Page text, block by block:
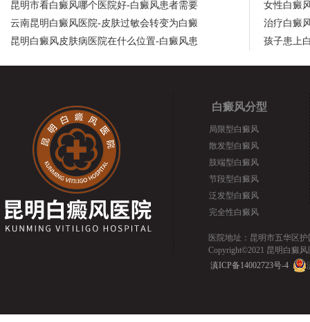
昆明市看白癜风哪个医院好-白癜风患者需要
云南昆明白癜风医院-皮肤过敏会转变为白癜
昆明白癜风皮肤病医院在什么位置-白癜风患
女性白癜
治疗白癜
孩子患上
白癜风分型
局限型白癜风
散发型白癜风
肢端型白癜风
节段型白癜风
泛发型白癜风
完全性白癜风
医院地址：昆明市五华区护
Copyright©2021 昆明白癜风
滇ICP备14002723号-4